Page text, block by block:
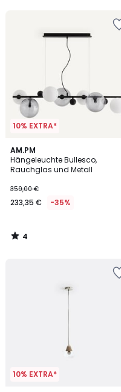
10% EXTRA*
AM.PM
Hängeleuchte Bullesco,
Rauchglas und Metall
359,00 €
233,35 € -35%
4
/
5
4
/
10% EXTRA*